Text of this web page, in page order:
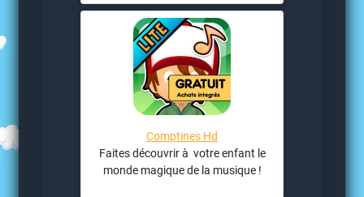
Comptines Hd
Faites découvrir à votre enfant le
monde magique de la musique !